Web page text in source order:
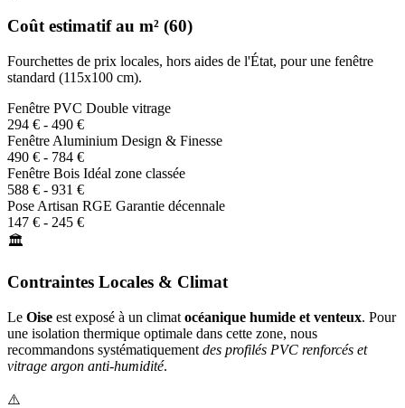
Coût estimatif au m² (60)
Fourchettes de prix locales, hors aides de l'État, pour une fenêtre
standard (115x100 cm).
Fenêtre PVC Double vitrage
294 € - 490 €
Fenêtre Aluminium Design & Finesse
490 € - 784 €
Fenêtre Bois Idéal zone classée
588 € - 931 €
Pose Artisan RGE Garantie décennale
147 € - 245 €
🏛️
Contraintes Locales & Climat
Le Oise est exposé à un climat océanique humide et venteux. Pour
une isolation thermique optimale dans cette zone, nous
recommandons systématiquement des profilés PVC renforcés et
vitrage argon anti-humidité.
⚠️